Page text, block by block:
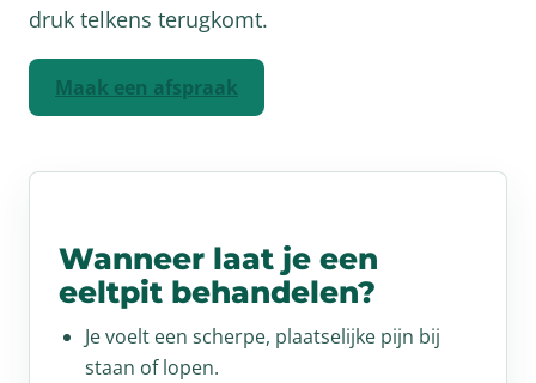
druk telkens terugkomt.
Maak een afspraak
Wanneer laat je een
eeltpit behandelen?
Je voelt een scherpe, plaatselijke pijn bij
staan of lopen.